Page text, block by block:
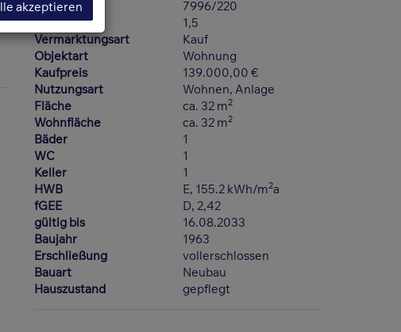
Objektnr.
7996/220
Zimmer
1,5
Vermarktungsart
Kauf
Objektart
Wohnung
Kaufpreis
139.000,00 €
Nutzungsart
Wohnen Anlage
Fläche
ca. 32 m2
Wohnfläche ca. 32 m2
Bäder
1
WC
1
Keller
1
HWB
E, 155.2 kWh/m2a
fGEE
D, 2,42
gültig bis
16.08.2033
Baujahr
1963
Erschließung
vollerschlossen
Bauart
Neubau
Hauszustand
gepflegt
akzeptieren